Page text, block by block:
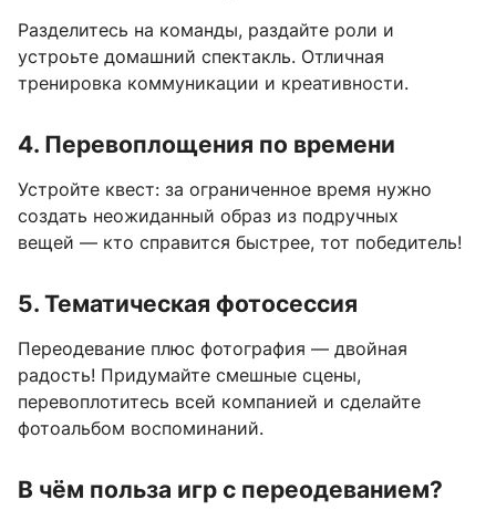
Разделитесь на команды, раздайте роли и
устроьте домашний спектакль. Отличная
тренировка коммуникации и креативности.
4. Перевоплощения по времени
Устройте квест: за ограниченное время нужно
создать неожиданный образ из подручных
вещей — кто справится быстрее, тот победитель!
5. Тематическая фотосессия
Переодевание плюс фотография — двойная
радость! Придумайте смешные сцены,
перевоплотитесь всей компанией и сделайте
фотоальбом воспоминаний.
В чём польза игр с переодеванием?